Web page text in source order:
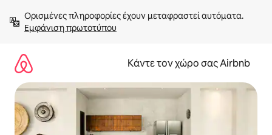
στο
περιεχόμενοΕμφάνιση πρωτοτύπου
Κάντε τον χώρο σας Airbnb